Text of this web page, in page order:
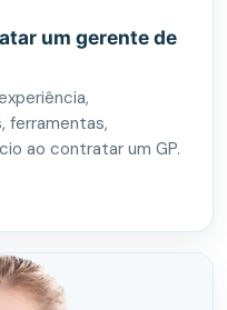
um gerente de
ferramentas,
ao contratar um GP.